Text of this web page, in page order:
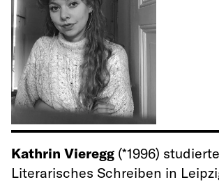
Kathrin Vieregg (*1996) studierte
Literarisches Schreiben in